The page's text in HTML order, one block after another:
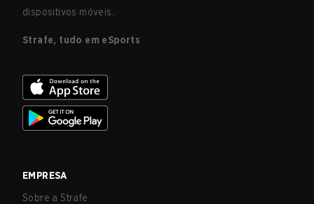
dispositivos móveis.
Strafe, tudo em eSports
EMPRESA
Sobre a Strafe